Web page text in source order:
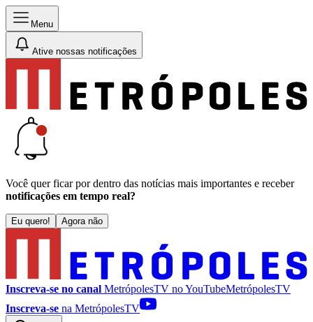
Menu
Ative nossas notificações
Você quer ficar por dentro das notícias mais importantes e receber
notificações em tempo real?
Eu quero! Agora não
Inscreva-se no canal MetrópolesTV noYouTubeMetrópolesTV
Inscreva-se na MetrópolesTV